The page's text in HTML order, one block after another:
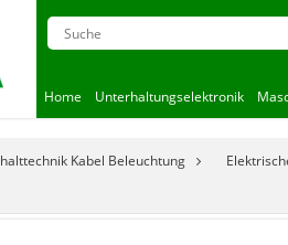
Home Unterhaltungselektronik
Kabel Beleuchtung